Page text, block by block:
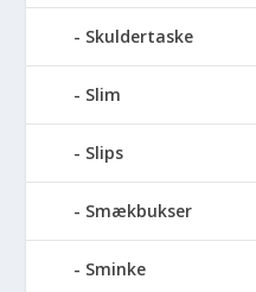
Skuldertaske
Slim
Slips
Smækbukser
Sminke